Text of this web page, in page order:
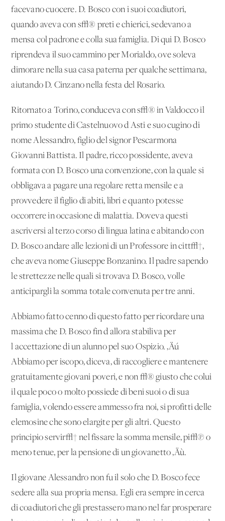
facevano cuocere. D. Bosco con i suoi coadiutori,
quando aveva con s√® preti e chierici, sedevano a
mensa col padrone e colla sua famiglia. Di qui D. Bosco
riprendeva il suo cammino per Morialdo, ove soleva
dimorare nella sua casa paterna per qualche settimana,
aiutando D. Cinzano nella festa del Rosario.
Ritornato a Torino, conduceva con s√® in Valdocco il
primo studente di Castelnuovo d'Asti e suo cugino di
nome Alessandro, figlio del signor Pescarmona
Giovanni Battista. Il padre, ricco possidente, aveva
formata con D. Bosco una convenzione, con la quale si
obbligava a pagare una regolare retta mensile e a
provvedere il figlio di abiti, libri e quanto potesse
occorrere in occasione di malattia. Doveva questi
ascriversi al terzo corso di lingua latina e abitando con
D. Bosco andare alle lezioni di un Professore in citt√†,
che aveva nome Giuseppe Bonzanino. Il padre sapendo
le strettezze nelle quali si trovava D. Bosco, volle
anticipargli la somma totale convenuta per tre anni.
Abbiamo fatto cenno di questo fatto per ricordare una
massima che D. Bosco fin d'allora stabiliva per
l'accettazione di un alunno pel suo Ospizio. ‚Äú
Abbiamo per iscopo, diceva, di raccogliere e mantenere
gratuitamente giovani poveri, e non √® giusto che colui
il quale poco o molto possiede di beni suoi o di sua
famiglia, volendo essere ammesso fra noi, si profitti delle
elemosine che sono elargite per gli altri. Questo
principio servir√† nel fissare la somma mensile, pi√π o
meno tenue, per la pensione di un giovanetto ‚Äù.
Il giovane Alessandro non fu il solo che D. Bosco fece
sedere alla sua propria mensa. Egli era sempre in cerca
di coadiutori che gli prestassero mano nel far prosperare